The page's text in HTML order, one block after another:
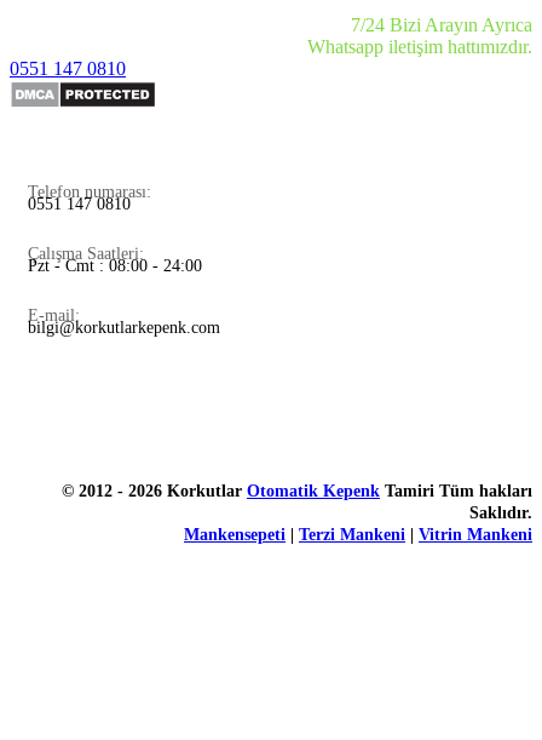
7/24 Bizi Arayın Ayrıca
Whatsapp iletişim hattımızdır.
0551 147 0810
Telefon numarası:
0551 147 0810
Çalışma Saatleri:
Pzt - Cmt : 08:00 - 24:00
E-mail:
bilgi@korkutlarkepenk.com
© 2012 - 2026 Korkutlar Otomatik Kepenk Tamiri Tüm hakları
Saklıdır.
Mankensepeti
Terzi Mankeni Vitrin Mankeni